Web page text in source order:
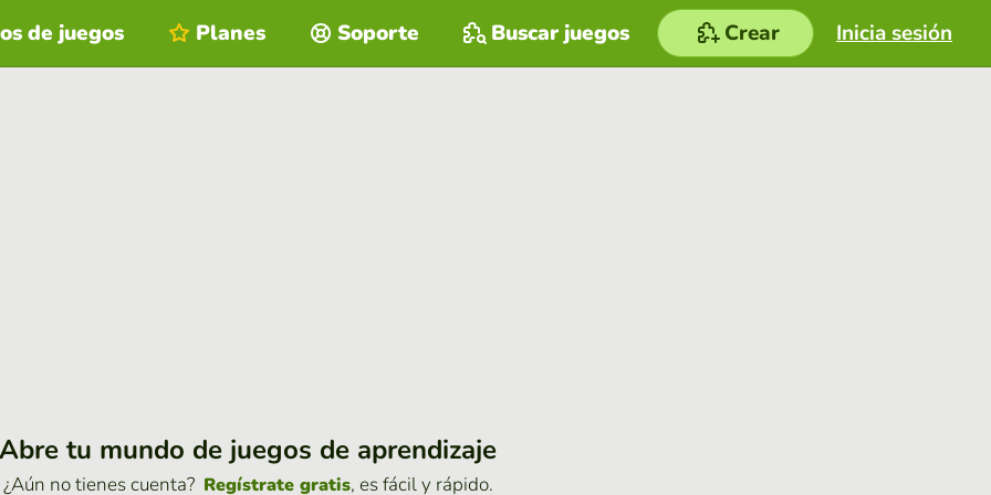
Inicia sesión
de juegos Planes Soporte Buscar juegos Crear
Abre tu mundo de juegos de aprendizaje
¿Aún no tienes cuenta? Regístrate gratis, es fácil y rápido.